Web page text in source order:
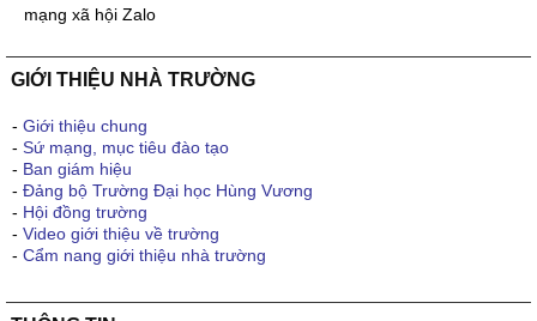
mạng xã hội Zalo
GIỚI THIỆU NHÀ TRƯỜNG
- Giới thiệu chung
- Sứ mạng, mục tiêu đào tạo
- Ban giám hiệu
- Đảng bộ Trường Đại học Hùng Vương
- Hội đồng trường
- Video giới thiệu về trường
- Cẩm nang giới thiệu nhà trường